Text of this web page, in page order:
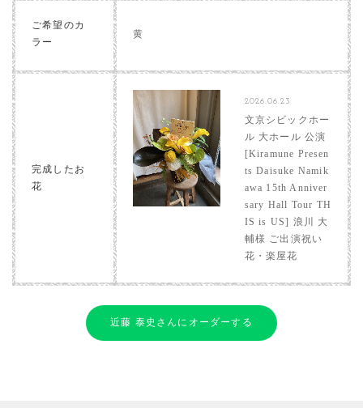
ご希望のカ
ラー
黄
完成したお
花
2026.06.23
文京シビックホー
ル 大ホール 公演
[Kiramune Presen
ts Daisuke Namik
awa 15th Anniver
sary Hall Tour TH
IS is US] 浪川 大
輔様 ご出演祝い
花・楽屋花
近藤 泰史さんにオーダーする